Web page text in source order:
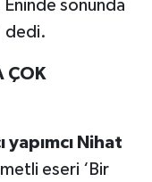
sonunda
dedi.
ÇOK
yapımcı Nihat
eseri ‘Bir